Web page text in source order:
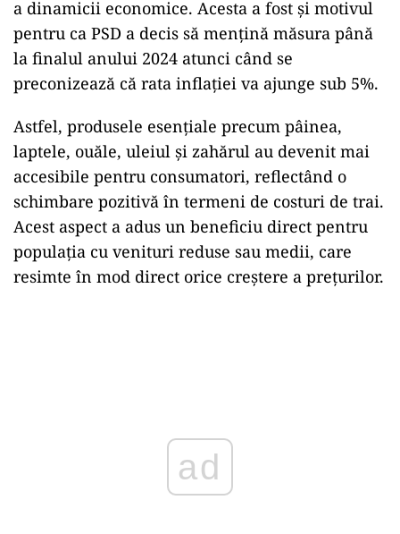
a dinamicii economice. Acesta a fost și motivul
pentru ca PSD a decis să mențină măsura până
la finalul anului 2024 atunci când se
preconizează că rata inflației va ajunge sub 5%.
Astfel, produsele esențiale precum pâinea,
laptele, ouăle, uleiul și zahărul au devenit mai
accesibile pentru consumatori, reflectând o
schimbare pozitivă în termeni de costuri de trai.
Acest aspect a adus un beneficiu direct pentru
populația cu venituri reduse sau medii, care
resimte în mod direct orice creștere a prețurilor.
ad